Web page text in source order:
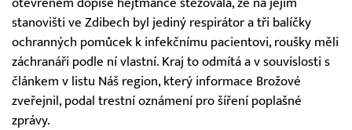
otevřeném dopise hejtmance stěžovala, že na jejím
stanovišti ve Zdibech byl jediný respirátor a tři balíčky
ochranných pomůcek k infekčnímu pacientovi, roušky měli
záchranáři podle ní vlastní. Kraj to odmítá a v souvislosti s
článkem v listu Náš region, který informace Brožové
zveřejnil, podal trestní oznámení pro šíření poplašné
zprávy.